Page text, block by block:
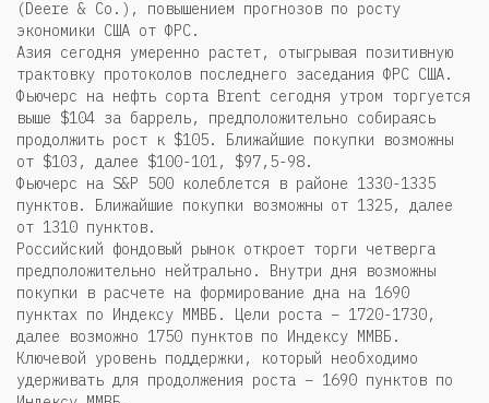
(Deere & Co.), повышением прогнозов по росту
экономики США от ФРС.
Азия сегодня умеренно растет, отыгрывая позитивную
трактовку протоколов последнего заседания ФРС США.
Фьючерс на нефть сорта Brent сегодня утром торгуется
выше $104 за баррель, предположительно собираясь
продолжить рост к $105. Ближайшие покупки возможны
от $103, далее $100-101, $97,5-98.
Фьючерс на S&P 500 колеблется в районе 1330-1335
пунктов. Ближайшие покупки возможны от 1325, далее
от 1310 пунктов.
Российский фондовый рынок откроет торги четверга
предположительно нейтрально. Внутри дня возможны
покупки в расчете на формирование дна на 1690
пунктах по Индексу ММВБ. Цели роста – 1720-1730,
далее возможно 1750 пунктов по Индексу ММВБ.
Ключевой уровень поддержки, который необходимо
удерживать для продолжения роста – 1690 пунктов по